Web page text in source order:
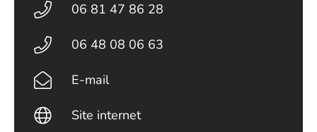
06 81 47 86 28
06 48 08 06 63
E-mail
Site internet